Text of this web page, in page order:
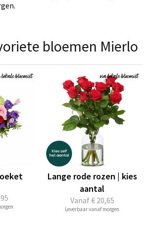
bloemen Mierlo
Vanaf€ 20,65
Lange rode rozen | kies
aantal
Leverbaar vanaf morgen